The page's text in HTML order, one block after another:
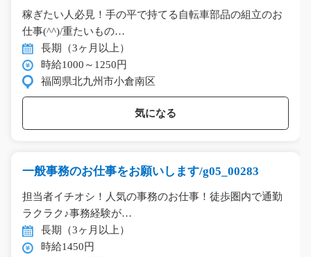
稼ぎたい人必見！手の平で持てる自転車部品の組立のお
仕事(^^)/重たいもの…
長期（3ヶ月以上）
時給1000～1250円
福岡県北九州市小倉南区
気になる
一般事務のお仕事をお願いします/g05_00283
担当者イチオシ！人気の事務のお仕事！徒歩圏内で通勤
ラクラク♪事務経験が…
長期（3ヶ月以上）
時給1450円